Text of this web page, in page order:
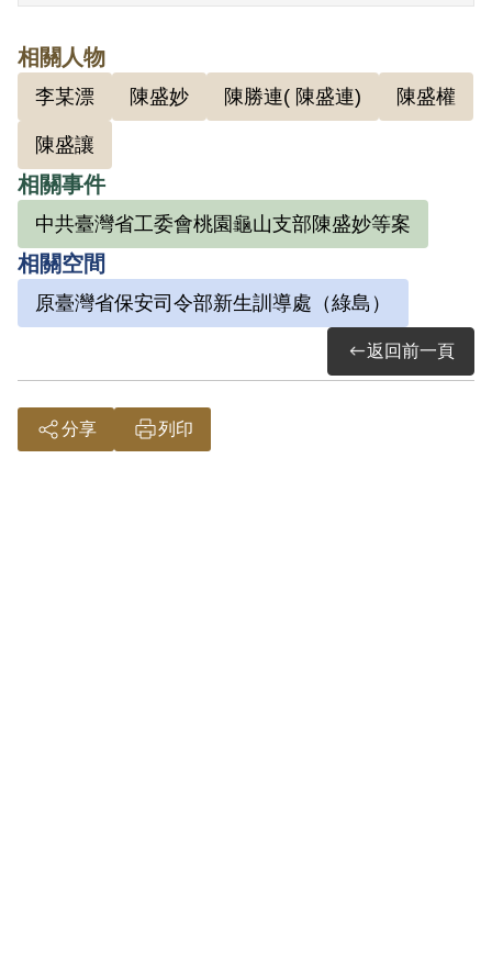
過予以補償。補償理由為原判所指其由已
節，有關組織活動僅涉農運工作，因此難
認其有參加叛亂組織之行為，故認非有實
據。
2018年10月經促轉會公告撤銷判決處分。
相關人物
李某漂 陳盛妙 陳勝連( 陳盛連) 陳盛權
陳盛讓
相關事件
中共臺灣省工委會桃園龜山支部陳盛妙等案
相關空間
原臺灣省保安司令部新生訓導處（綠島）
返回前一頁
分享 列印